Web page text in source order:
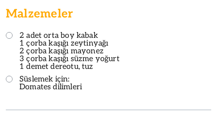
Malzemeler
2 adet orta boy kabak
1 çorba kaşığı zeytinyağı
2 çorba kaşığı mayonez
3 çorba kaşığı süzme yoğurt
1 demet dereotu, tuz
Süslemek için:
Domates dilimleri